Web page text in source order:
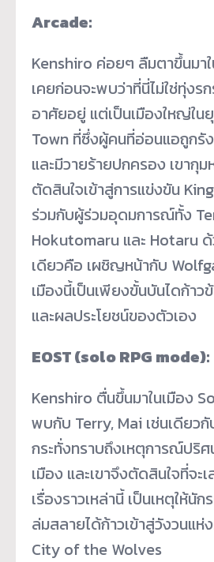
Arcade:
Kenshiro ค่อยๆ ลืมตาขึ้นมา
เคยก่อนจะพบว่าที่นี่ไม่ใช่ทุ่งรก
อาศัยอยู่ แต่เป็นเมืองใหญ่ใ
Town ที่ซึ่งผู้คนที่อ่อนแอถูกรั
และมีวายร้ายปกครอง เขากุม
ตัดสินใจเข้าสู่การแข่งขัน
ร่วมกับผู้ร่วมอุดมการณ์ทั้ง
Hokutomaru และ Hotaru
เดียวคือ เผชิญหน้ากับ​
เมืองนี้เป็นเพียงขั้นบันไดก้า
และผลประโยชน์ของตัวเอง
EOST (solo RPG mode):
Kenshiro ตื่นขึ้นมาในเมือง
พบกับ Terry, Mai เช่นเดียว
กระทั่งทราบถึงเหตุการณ์ปริศ
เมือง และเขาจึงตัดสินใจที่จะ
เรื่องราวเหล่านี้ เป็นเหตุให้นั
ล่มสลายได้ก้าวเข้าสู่วังวนแห่
City of the Wolves